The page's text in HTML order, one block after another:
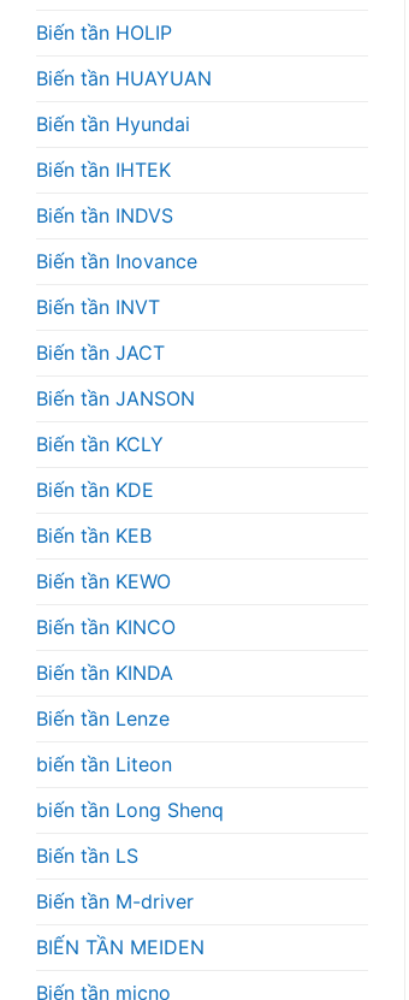
Biến tần HOLIP
Biến tần HUAYUAN
Biến tần Hyundai
Biến tần IHTEK
Biến tần INDVS
Biến tần Inovance
Biến tần INVT
Biến tần JACT
Biến tần JANSON
Biến tần KCLY
Biến tần KDE
Biến tần KEB
Biến tần KEWO
Biến tần KINCO
Biến tần KINDA
Biến tần Lenze
biến tần Liteon
biến tần Long Shenq
Biến tần LS
Biến tần M-driver
BIẾN TẦN MEIDEN
Biến tần micno